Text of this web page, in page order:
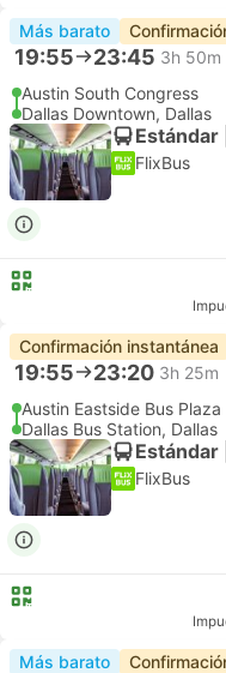
Más barato
19:55 23:45 3h 50m
Austin South Congress
Dallas Downtown, Dallas
FlixBus
Confirmación instantánea
19:55 23:20 3h 25m
Austin Eastside Bus Plaza
Dallas Bus Station, Dallas
FlixBus
Más barato